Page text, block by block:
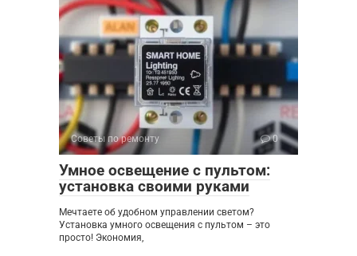
Советы по ремонту 0
Умное освещение с пультом:
установка своими руками
Мечтаете об удобном управлении светом?
Установка умного освещения с пультом – это
просто! Экономия,